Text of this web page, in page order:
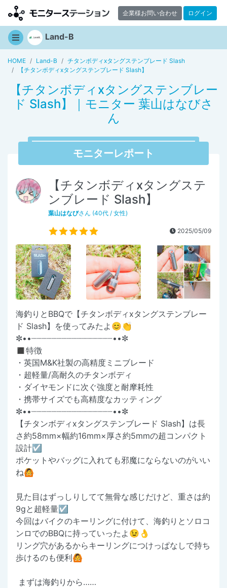
企業様お問い合わせ ログイン
Land-B
HOME Land-B
チタンボディxタングステンブレード Slash
【チタンボディxタングステンブレード Slash】
【チタンボディxタングステンブレー
ド Slash】｜モニター 葉山はなびさ
ん
モニターレポート
【チタンボディxタングステ
ンブレード Slash】
葉山はなびさん (40代 / 女性)
2025/05/09
海釣りとBBQで【チタンボディxタングステンブレー
ド Slash】を使ってみたよ😊👏
✼••┈┈┈┈┈┈┈┈┈┈┈┈┈┈┈┈••✼
◼️特徴
・英国M&K社製の高精度ミニブレード
・超軽量/高耐久のチタンボディ
・ダイヤモンドに次ぐ強度と耐摩耗性
・携帯サイズでも高精度なカッティング
✼••┈┈┈┈┈┈┈┈┈┈┈┈┈┈┈┈••✼
【チタンボディxタングステンブレード Slash】は長
さ約58mm×幅約16mm×厚さ約5mmの超コンパクト
設計☑️
ポケットやバッグに入れても邪魔にならないのがいい
ね🙆
見た目はずっしりしてて無骨な感じだけど、重さは約
9gと超軽量☑️
今回はバイクのキーリングに付けて、海釣りとソロコ
ンロでのBBQに持っていったよ😉👌
リング穴があるからキーリングにつけっぱなしで持ち
歩けるのも便利🙆
まずは海釣りから……